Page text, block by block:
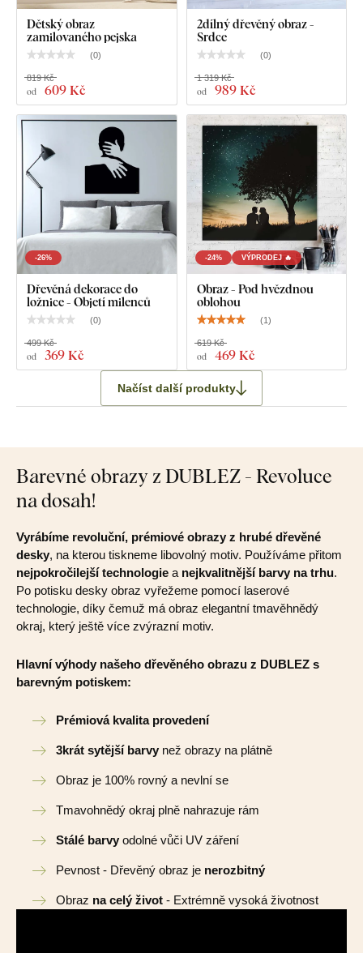
Dětský obraz
zamilovaného pejska
(0)
od 609 Kč
819 Kč
2dílný dřevěný obraz -
Srdce
(0)
od 989 Kč
1 319 Kč
-26%
Dřevěná dekorace do
ložnice - Objetí milenců
(0)
od 369 Kč
499 Kč
-24% VÝPRODEJ 🔥
Obraz - Pod hvězdnou
oblohou
(1)
od 469 Kč
619 Kč
Načíst další produkty
Barevné obrazy z DUBLEZ - Revoluce
na dosah!
Vyrábíme revoluční, prémiové obrazy z hrubé dřevěné
desky, na kterou tiskneme libovolný motiv. Používáme přitom
nejpokročilejší technologie a nejkvalitnější barvy na trhu.
Po potisku desky obraz vyřežeme pomocí laserové
technologie, díky čemuž má obraz elegantní tmavěhnědý
okraj, který ještě více zvýrazní motiv.
Hlavní výhody našeho dřevěného obrazu z DUBLEZ s
barevným potiskem:
Prémiová kvalita provedení
3krát sytější barvy než obrazy na plátně
Obraz je 100% rovný a nevlní se
Tmavohnědý okraj plně nahrazuje rám
Stálé barvy odolné vůči UV záření
Pevnost - Dřevěný obraz je nerozbitný
Obraz na celý život - Extrémně vysoká životnost